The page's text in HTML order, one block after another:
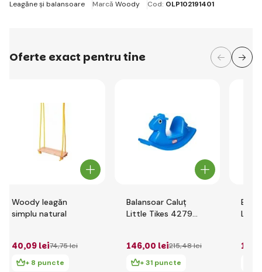
Leagăne și balansoare
Marcă Woody Cod: OLP102191401
Oferte exact pentru tine
Woody leagăn
simplu natural
40,09 lei74,75 lei
+ 8 puncte
Balansoar Caluț
Little Tikes 4279
146,00 lei215,48 lei
+ 31 puncte
Little
146